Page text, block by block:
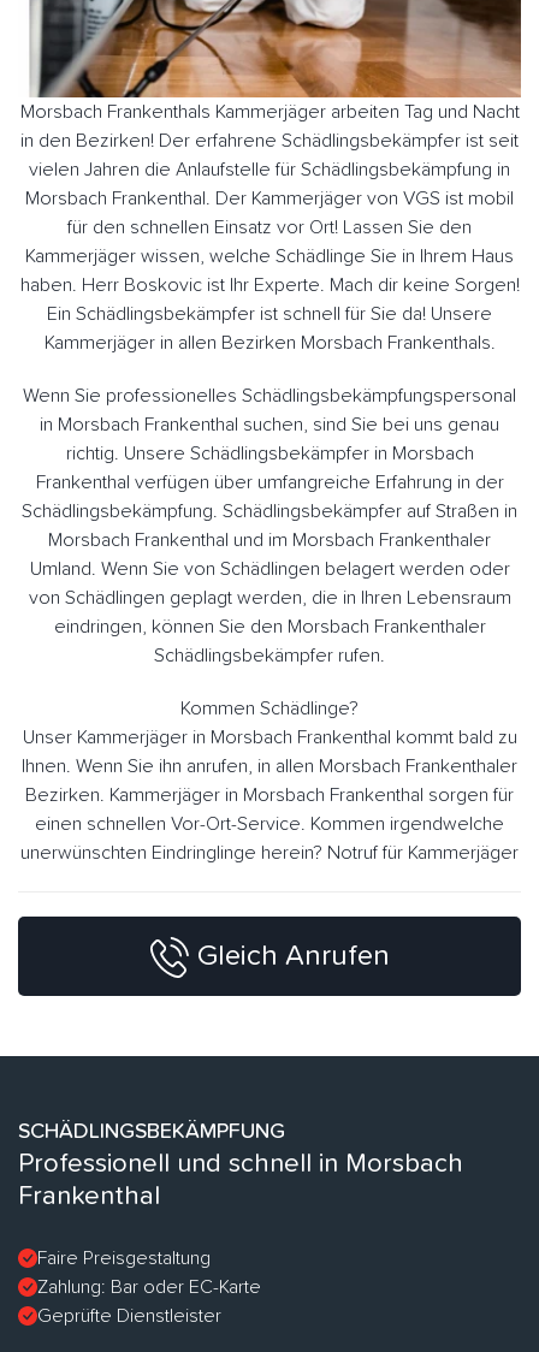
Morsbach Frankenthals Kammerjäger arbeiten Tag und Nacht
in den Bezirken! Der erfahrene Schädlingsbekämpfer ist seit
vielen Jahren die Anlaufstelle für Schädlingsbekämpfung in
Morsbach Frankenthal. Der Kammerjäger von VGS ist mobil
für den schnellen Einsatz vor Ort! Lassen Sie den
Kammerjäger wissen, welche Schädlinge Sie in Ihrem Haus
haben. Herr Boskovic ist Ihr Experte. Mach dir keine Sorgen!
Ein Schädlingsbekämpfer ist schnell für Sie da! Unsere
Kammerjäger in allen Bezirken Morsbach Frankenthals.
Wenn Sie professionelles Schädlingsbekämpfungspersonal
in Morsbach Frankenthal suchen, sind Sie bei uns genau
richtig. Unsere Schädlingsbekämpfer in Morsbach
Frankenthal verfügen über umfangreiche Erfahrung in der
Schädlingsbekämpfung. Schädlingsbekämpfer auf Straßen in
Morsbach Frankenthal und im Morsbach Frankenthaler
Umland. Wenn Sie von Schädlingen belagert werden oder
von Schädlingen geplagt werden, die in Ihren Lebensraum
eindringen, können Sie den Morsbach Frankenthaler
Schädlingsbekämpfer rufen.
Kommen Schädlinge?
Unser Kammerjäger in Morsbach Frankenthal kommt bald zu
Ihnen. Wenn Sie ihn anrufen, in allen Morsbach Frankenthaler
Bezirken. Kammerjäger in Morsbach Frankenthal sorgen für
einen schnellen Vor-Ort-Service. Kommen irgendwelche
unerwünschten Eindringlinge herein? Notruf für Kammerjäger
Gleich Anrufen
SCHÄDLINGSBEKÄMPFUNG
Professionell und schnell in Morsbach
Frankenthal
Faire Preisgestaltung
Zahlung: Bar oder EC-Karte
Geprüfte Dienstleister